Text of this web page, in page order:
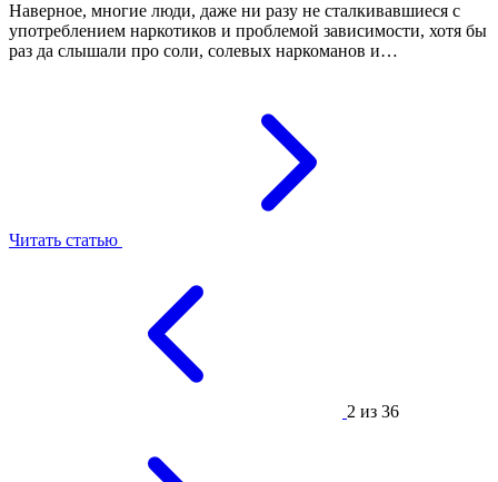
Наверное, многие люди, даже ни разу не сталкивавшиеся с
употреблением наркотиков и проблемой зависимости, хотя бы
раз да слышали про соли, солевых наркоманов и…
Читать статью
2 из 36